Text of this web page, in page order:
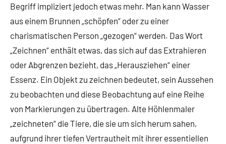
Begriff impliziert jedoch etwas mehr. Man kann Wasser
aus einem Brunnen „schöpfen“ oder zu einer
charismatischen Person „gezogen“ werden. Das Wort
„Zeichnen“ enthält etwas, das sich auf das Extrahieren
oder Abgrenzen bezieht, das „Herausziehen“ einer
Essenz. Ein Objekt zu zeichnen bedeutet, sein Aussehen
zu beobachten und diese Beobachtung auf eine Reihe
von Markierungen zu übertragen. Alte Höhlenmaler
„zeichneten“ die Tiere, die sie um sich herum sahen,
aufgrund ihrer tiefen Vertrautheit mit ihrer essentiellen